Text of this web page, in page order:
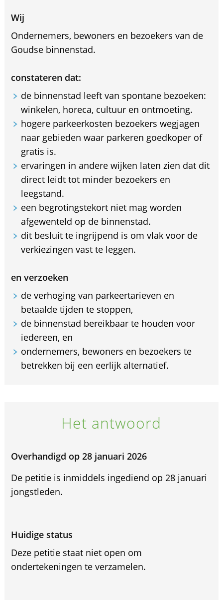
Wij
Ondernemers, bewoners en bezoekers van de
Goudse binnenstad.
constateren dat:
de binnenstad leeft van spontane bezoeken:
winkelen, horeca, cultuur en ontmoeting.
hogere parkeerkosten bezoekers wegjagen
naar gebieden waar parkeren goedkoper of
gratis is.
ervaringen in andere wijken laten zien dat dit
direct leidt tot minder bezoekers en
leegstand.
een begrotingstekort niet mag worden
afgewenteld op de binnenstad.
dit besluit te ingrijpend is om vlak voor de
verkiezingen vast te leggen.
en verzoeken
de verhoging van parkeertarieven en
betaalde tijden te stoppen,
de binnenstad bereikbaar te houden voor
iedereen, en
ondernemers, bewoners en bezoekers te
betrekken bij een eerlijk alternatief.
Het antwoord
Overhandigd op 28 januari 2026
De petitie is inmiddels ingediend op 28 januari
jongstleden.
Huidige status
Deze petitie staat niet open om
ondertekeningen te verzamelen.